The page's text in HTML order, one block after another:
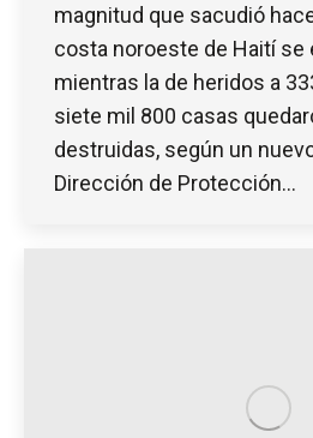
magnitud que sacudió
costa noroeste de Haití se
mientras la de heridos a
siete mil 800 casas
destruidas, según un
Dirección de Protección…